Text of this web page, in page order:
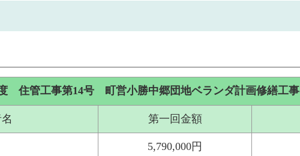
住管工事第14号 町営小勝中郷団地ベランダ計画修繕工事
第一回金額
5,790,000円